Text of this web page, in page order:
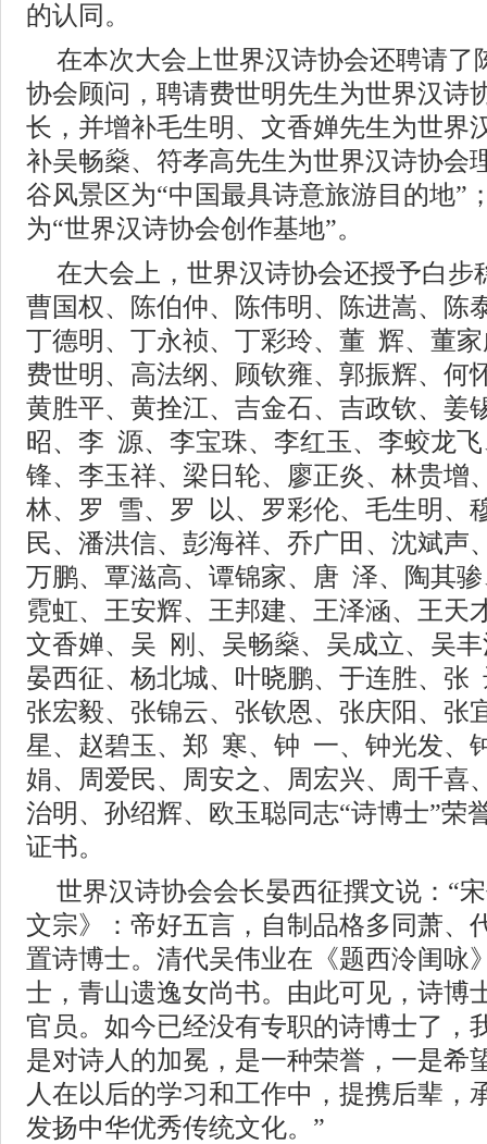
的认同。
在本次大会上世界汉诗协会还聘请了
协会顾问，聘请费世明先生为世界汉诗
长，并增补毛生明、文香婵先生为世界
补吴畅燊、符孝高先生为世界汉诗协会
谷风景区为“中国最具诗意旅游目的地”
为“世界汉诗协会创作基地”。
在大会上，世界汉诗协会还授予白步
曹国权、陈伯仲、陈伟明、陈进嵩、陈
丁德明、丁永祯、丁彩玲、董 辉、董
费世明、高法纲、顾钦雍、郭振辉、何
黄胜平、黄拴江、吉金石、吉政钦、姜
昭、李 源、李宝珠、李红玉、李蛟龙
锋、李玉祥、梁日轮、廖正炎、林贵增
林、罗 雪、罗 以、罗彩伦、毛生明、
民、潘洪信、彭海祥、乔广田、沈斌声
万鹏、覃滋高、谭锦家、唐 泽、陶其
霓虹、王安辉、王邦建、王泽涵、王天
文香婵、吴 刚、吴畅燊、吴成立、吴
晏西征、杨北城、叶晓鹏、于连胜、
张宏毅、张锦云、张钦恩、张庆阳、张
星、赵碧玉、郑 寒、钟 一、钟光发、
娟、周爱民、周安之、周宏兴、周千喜
治明、孙绍辉、欧玉聪同志“诗博士”荣
证书。
世界汉诗协会会长晏西征撰文说：“
文宗》：帝好五言，自制品格多同萧、
置诗博士。清代吴伟业在《题西泠闺咏
士，青山遗逸女尚书。由此可见，诗博
官员。如今已经没有专职的诗博士了，
是对诗人的加冕，是一种荣誉，一是希
人在以后的学习和工作中，提携后辈，
发扬中华优秀传统文化。”